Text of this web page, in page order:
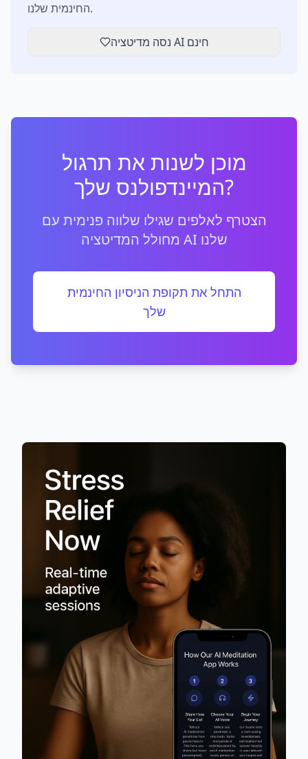
החינמית שלנו.
נסה מדיטציה AI חינם
מוכן לשנות את תרגול
המיינדפולנס שלך?
הצטרף לאלפים שגילו שלווה פנימית עם
מחולל המדיטציה AI שלנו
התחל את תקופת הניסיון החינמית
שלך